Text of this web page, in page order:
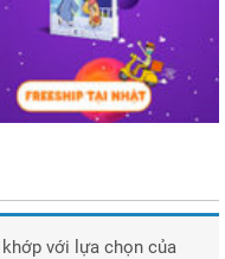
với lựa chọn của